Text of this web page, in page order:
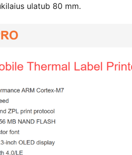
ulatub 80 mm.